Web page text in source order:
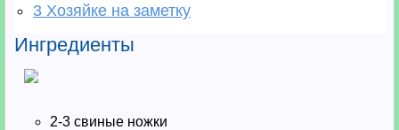
3 Хозяйке на заметку
Ингредиенты
2-3 свиные ножки